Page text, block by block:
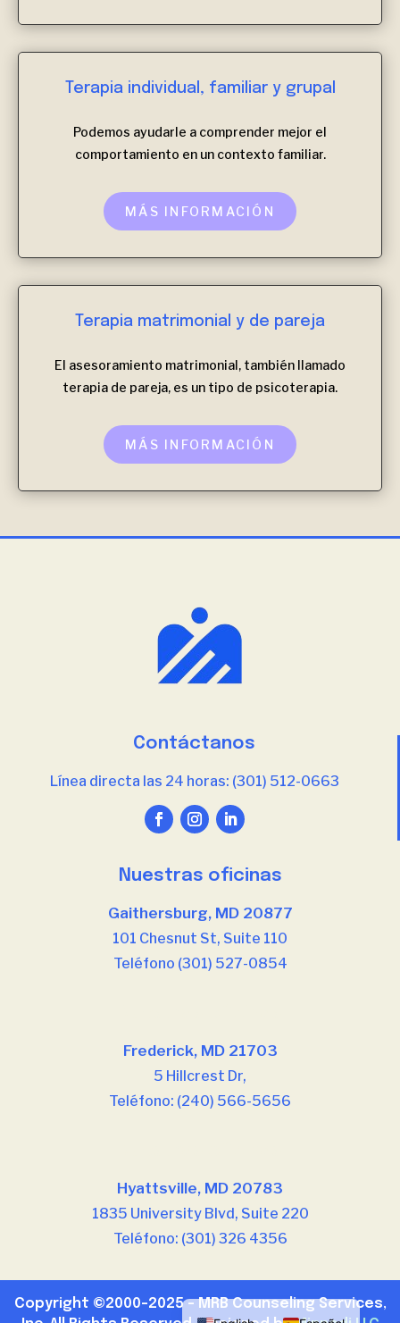
Terapia individual, familiar y grupal
Podemos ayudarle a comprender mejor el
comportamiento en un contexto familiar.
MÁS INFORMACIÓN
Terapia matrimonial y de pareja
El asesoramiento matrimonial, también llamado
terapia de pareja, es un tipo de psicoterapia.
MÁS INFORMACIÓN
Contáctanos
Línea directa las 24 horas: (301) 512-0663
Nuestras oficinas
Gaithersburg, MD 20877
101 Chesnut St, Suite 110
Teléfono (301) 527-0854
Frederick, MD 21703
5 Hillcrest Dr,
Teléfono: (240) 566-5656
Hyattsville, MD 20783
1835 University Blvd, Suite 220
Teléfono: (301) 326 4356
Copyright ©2000-2025 – MRB Counseling Services,